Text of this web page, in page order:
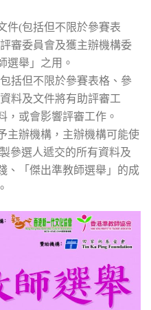
件(包括但不限於參賽表
審委員會及獲主辦機構委
選舉」之用。
括但不限於參賽表格、參
料及文件將有助評審工
，或會影響評審工作。
主辦機構，主辦機構可能使
參選人遞交的所有資料及
、「傑出準教師選舉」的成